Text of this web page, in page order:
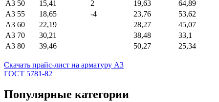
А3 50
15,41 2 19,63
64,89
А3 55
18,65 -4 23,76
53,62
А3 60
22,19 28,27
45,07
А3 70
30,21 38,48
33,1
А3 80
39,46 50,27 25,34
Скачать прайс-лист на арматуру А3
ГОСТ 5781-82
Популярные категории